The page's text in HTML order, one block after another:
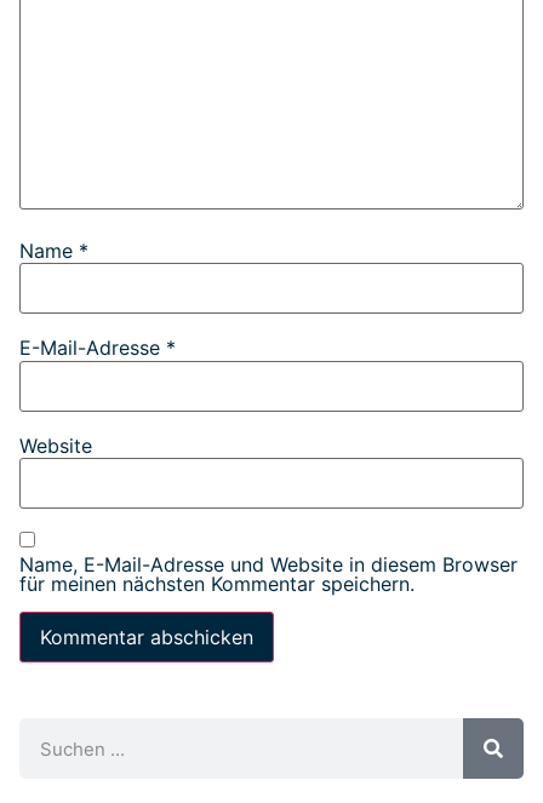
Name *
E-Mail-Adresse *
Website
Name, E-Mail-Adresse und Website in diesem Browser
für meinen nächsten Kommentar speichern.